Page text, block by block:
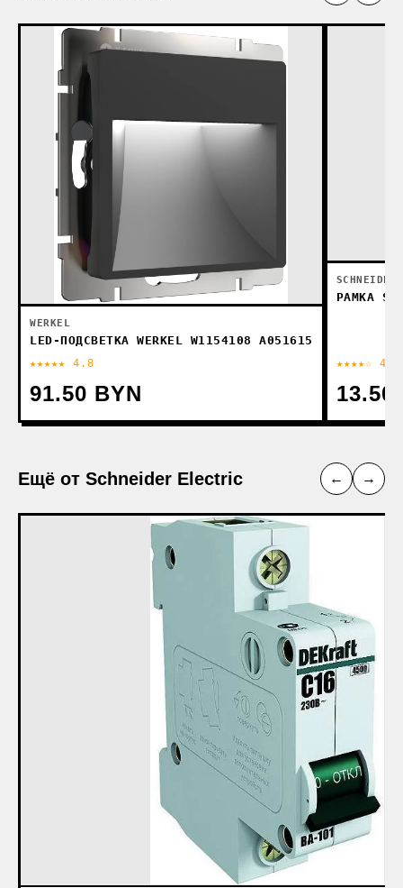
WERKEL
LED-ПОДСВЕТКА WERKEL W1154108 A051615
★★★★★ 4.8
91.50 BYN
РАМКА
★★★★☆ 4.4
13.50
Ещё от Schneider Electric ← →